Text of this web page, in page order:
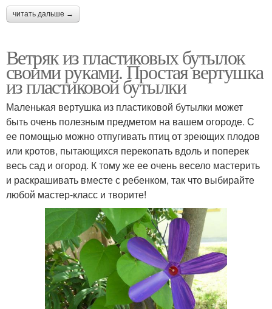
читать дальше →
Ветряк из пластиковых бутылок
своими руками. Простая вертушка
из пластиковой бутылки
Маленькая вертушка из пластиковой бутылки может
быть очень полезным предметом на вашем огороде. С
ее помощью можно отпугивать птиц от зреющих плодов
или кротов, пытающихся перекопать вдоль и поперек
весь сад и огород. К тому же ее очень весело мастерить
и раскрашивать вместе с ребенком, так что выбирайте
любой мастер-класс и творите!